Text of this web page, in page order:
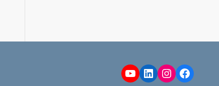
Facebook
Instagram
LinkedIn
YouTube